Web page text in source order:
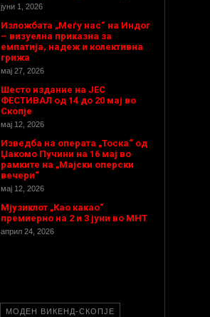
јуни 1, 2026
Изложбата „Меѓу нас“ на Индог
– визуелна приказна за
емпатија, надеж и колективна
грижа
мај 27, 2026
Шесто издание на ЈЕС
ФЕСТИВАЛ од 14 до 20 мај во
Скопје
мај 12, 2026
Изведба на операта „Тоска“ од
Џакомо Пучини на 16 мај во
рамките на „Мајски оперски
вечери“
мај 12, 2026
Мјузиклот „Као какао“
премиерно на 2 и 3 јуни во МНТ
април 24, 2026
МОДЕН ВИКЕНД-СКОПЈЕ